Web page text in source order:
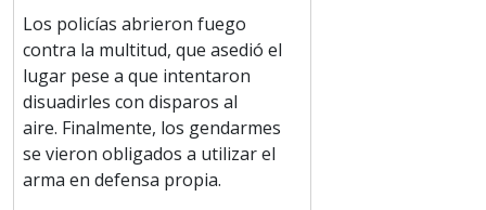
Los policías abrieron fuego
contra la multitud, que asedió el
lugar pese a que intentaron
disuadirles con disparos al
aire. Finalmente, los gendarmes
se vieron obligados a utilizar el
arma en defensa propia.